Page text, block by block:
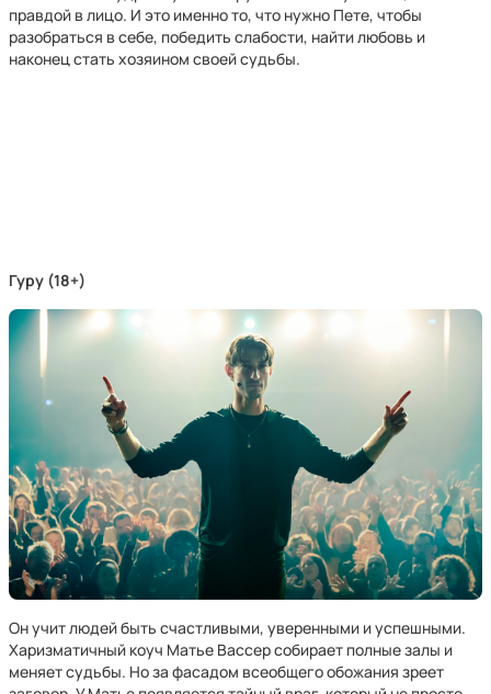
правдой в лицо. И это именно то, что нужно Пете, чтобы
разобраться в себе, победить слабости, найти любовь и
наконец стать хозяином своей судьбы.
Гуру (18+)
Он учит людей быть счастливыми, уверенными и успешными.
Харизматичный коуч Матье Вассер собирает полные залы и
меняет судьбы. Но за фасадом всеобщего обожания зреет